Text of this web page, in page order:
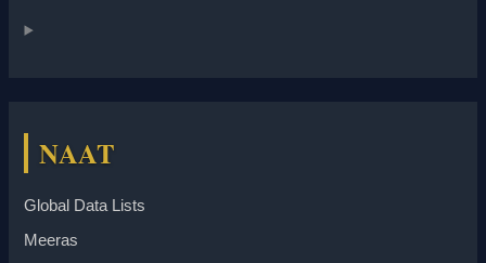
NAAT
Global Data Lists
Meeras